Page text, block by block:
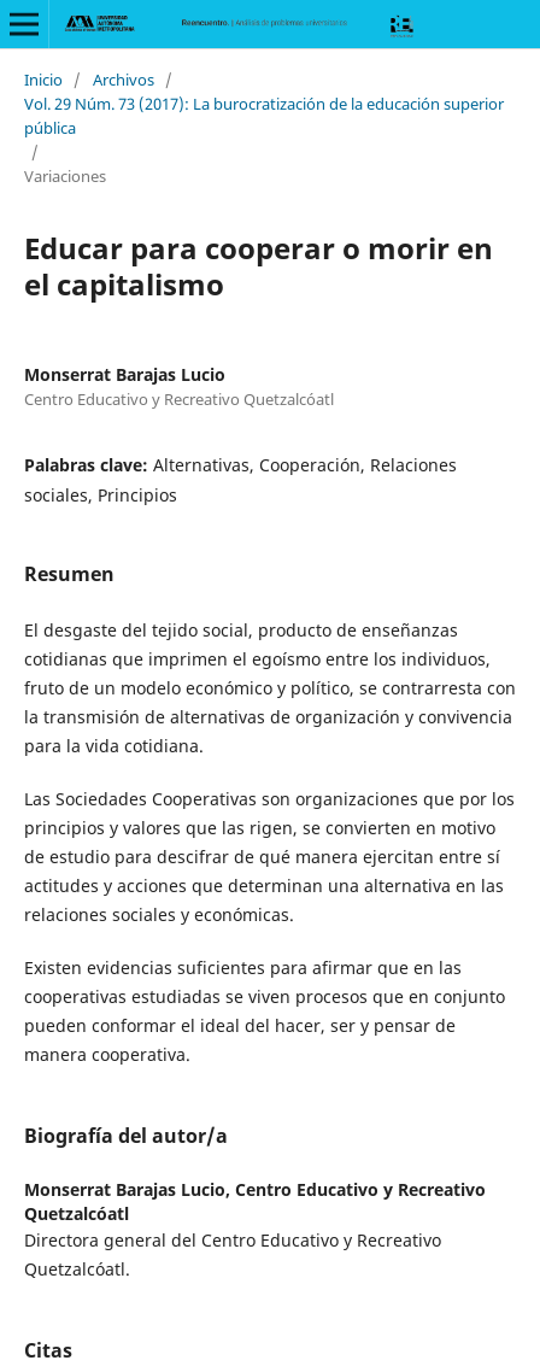
Inicio / Archivos /
Vol. 29 Núm. 73 (2017): La burocratización de la educación superior
pública
/
Variaciones
Educar para cooperar o morir en
el capitalismo
Monserrat Barajas Lucio
Centro Educativo y Recreativo Quetzalcóatl
Palabras clave: Alternativas, Cooperación, Relaciones
sociales, Principios
Resumen
El desgaste del tejido social, producto de enseñanzas
cotidianas que imprimen el egoísmo entre los individuos,
fruto de un modelo económico y político, se contrarresta con
la transmisión de alternativas de organización y convivencia
para la vida cotidiana.
Las Sociedades Cooperativas son organizaciones que por los
principios y valores que las rigen, se convierten en motivo
de estudio para descifrar de qué manera ejercitan entre sí
actitudes y acciones que determinan una alternativa en las
relaciones sociales y económicas.
Existen evidencias suficientes para afirmar que en las
cooperativas estudiadas se viven procesos que en conjunto
pueden conformar el ideal del hacer, ser y pensar de
manera cooperativa.
Biografía del autor/a
Monserrat Barajas Lucio, Centro Educativo y Recreativo
Quetzalcóatl
Directora general del Centro Educativo y Recreativo
Quetzalcóatl.
Citas